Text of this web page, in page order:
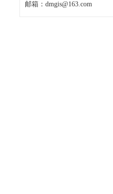
邮箱：dmgis@163.com